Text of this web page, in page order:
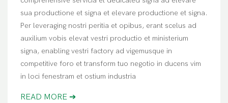
sua productione et signa et elevare productione et signa.
Per leveraging nostri peritia et opibus, erant scelus ad
auxilium vobis elevat vestri productio et ministerium
signa, enabling vestri factory ad vigemusque in
competitive foro et transform tuo negotio in ducens vim
in loci fenestram et ostium industria
READ MORE ➔